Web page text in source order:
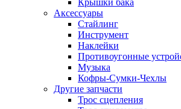
Крышки бака
Аксессуары
Стайлинг
Инструмент
Наклейки
Противоугонные
Музыка
Кофры-Сумки-Чехлы
Другие запчасти
Трос сцепления